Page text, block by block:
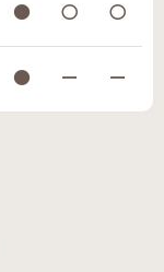
● 〇 〇
● ー ー